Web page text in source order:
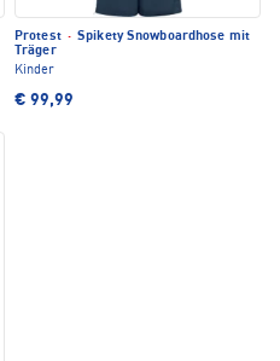
Protest · Spikety Snowboardhose mit
Träger
Kinder
€ 99,99